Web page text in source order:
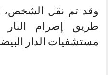
وقد تم نقل الشخص،
طريق إضرام
مستشفيات الدار